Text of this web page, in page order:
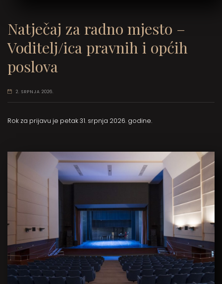
Natječaj za radno mjesto –
Voditelj/ica pravnih i općih
poslova
2. SRPNJA 2026.
Rok za prijavu je petak 31. srpnja 2026. godine.